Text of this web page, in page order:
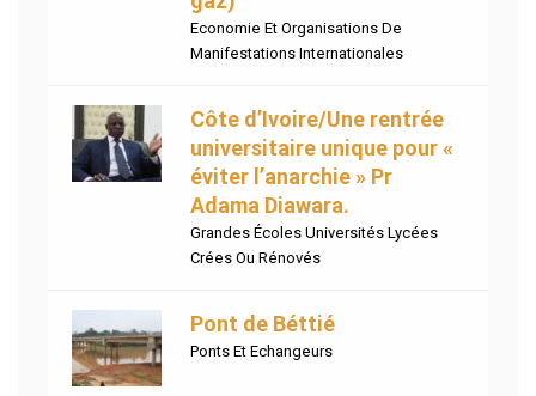
Economie Et Organisations De
Manifestations Internationales
Côte d’Ivoire/Une rentrée
universitaire unique pour «
éviter l’anarchie » Pr
Adama Diawara.
Grandes Écoles Universités Lycées
Crées Ou Rénovés
Pont de Béttié
Ponts Et Echangeurs